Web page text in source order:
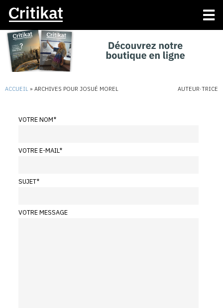
ACCUEIL » ARCHIVES POUR JOSUÉ MOREL AUTEUR·TRICE
VOTRE NOM*
VOTRE E-MAIL*
SUJET*
VOTRE MESSAGE